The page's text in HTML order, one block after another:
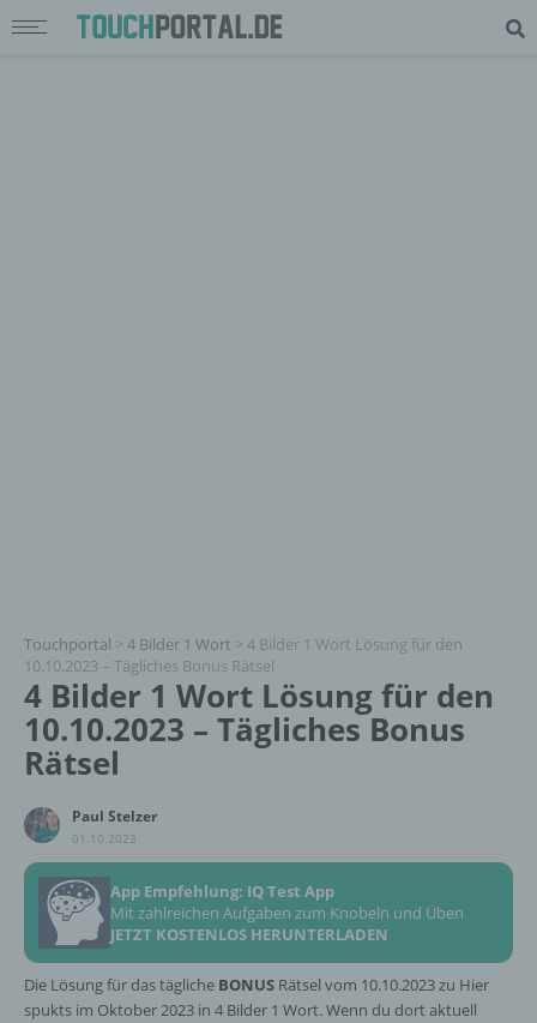
Touchportal > 4 Bilder 1 Wort > 4 Bilder 1 Wort Lösung für den
10.10.2023 – Tägliches Bonus Rätsel
4 Bilder 1 Wort Lösung für den
10.10.2023 – Tägliches Bonus
Rätsel
Paul Stelzer
01.10.2023
App Empfehlung: IQ Test App
Mit zahlreichen Aufgaben zum Knobeln und Üben
JETZT KOSTENLOS HERUNTERLADEN
Die Lösung für das tägliche BONUS Rätsel vom 10.10.2023 zu Hier
spukts im Oktober 2023 in 4 Bilder 1 Wort. Wenn du dort aktuell